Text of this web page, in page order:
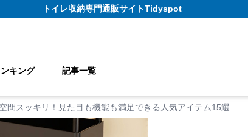
トイレ収納専門通販サイトTidyspot
キング 記事一覧
間スッキリ！見た目も機能も満足できる人気アイテム15選